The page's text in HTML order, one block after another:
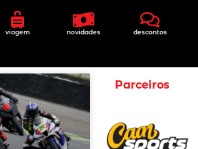
viagem novidades descontos
Parceiros